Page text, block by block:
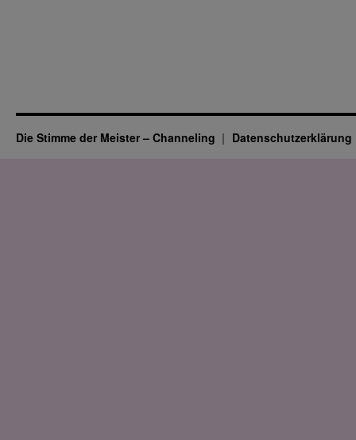
Die Stimme der Meister – Channeling Datenschutz­erklärung